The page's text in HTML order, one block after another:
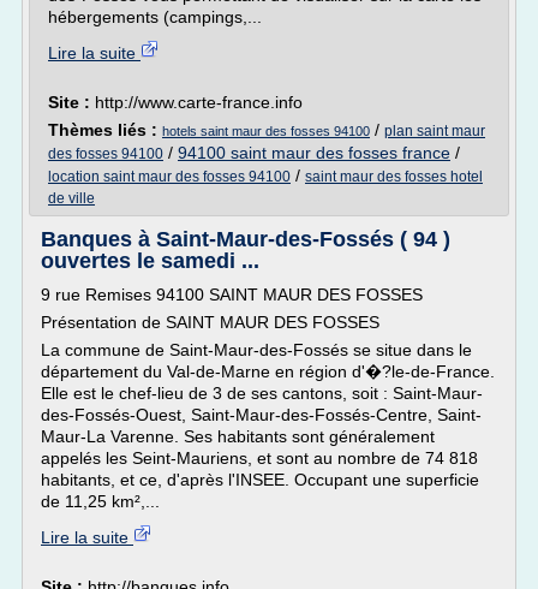
hébergements (campings,...
Lire la suite
Site : http://www.carte-france.info
Thèmes liés : hotels saint maur des fosses 94100 / plan saint maur
des fosses 94100 / 94100 saint maur des fosses france /
location saint maur des fosses 94100 / saint maur des fosses hotel
de ville
Banques à Saint-Maur-des-Fossés ( 94 )
ouvertes le samedi ...
9 rue Remises 94100 SAINT MAUR DES FOSSES
Présentation de SAINT MAUR DES FOSSES
La commune de Saint-Maur-des-Fossés se situe dans le
département du Val-de-Marne en région d'�?le-de-France.
Elle est le chef-lieu de 3 de ses cantons, soit : Saint-Maur-
des-Fossés-Ouest, Saint-Maur-des-Fossés-Centre, Saint-
Maur-La Varenne. Ses habitants sont généralement
appelés les Seint-Mauriens, et sont au nombre de 74 818
habitants, et ce, d'après l'INSEE. Occupant une superficie
de 11,25 km²,...
Lire la suite